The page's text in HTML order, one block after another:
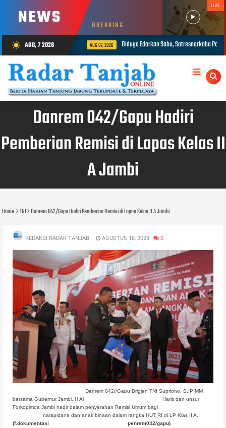
NEWS BREAKING
LIVE
wb_sunny AUG, 7 2026
AUG 07, 2026 Diduga Edarkan Sabu, Satresnarkoba Polres Tanjab Barat Amankan
Danrem 042/Gapu Hadiri
Pemberian Remisi di Lapas Kelas II
A Jambi
Home TNI Danrem 042/Gapu Hadiri Pemberian Remisi di Lapas Kelas II A Jambi
REDAKSI RADAR TANJAB AGUSTUS 18, 2023 0
Danrem 042//Gapu Brigjen TNI Supriono, S.IP MM
bersama Gubernur Jambi, H Al
Haris dan unsur
Forkopimda Jambi hadir dalam penyerahan Remisi Umum bagi
narapidana dan anak binaan dalam rangka HUT RI di LP Klas II A.
(f.dokumentasi
penrem042/gapu)